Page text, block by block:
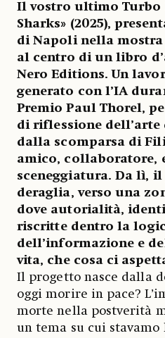
Il vostro ultimo Turbo
Sharks» (2025),
di Napoli nella mostra
al centro di un libro
Nero Editions. Un
generato con l’IA
Premio Paul Thorel,
di riflessione
dalla scomparsa di
amico, collaboratore,
sceneggiatura. Da lì,
deraglia, verso una
dove autorialità,
riscritte dentro la
dell’informazione e
vita, che cosa ci
Il progetto nasce dalla
oggi morire in pace?
morte nella postverità
un tema su cui stavamo